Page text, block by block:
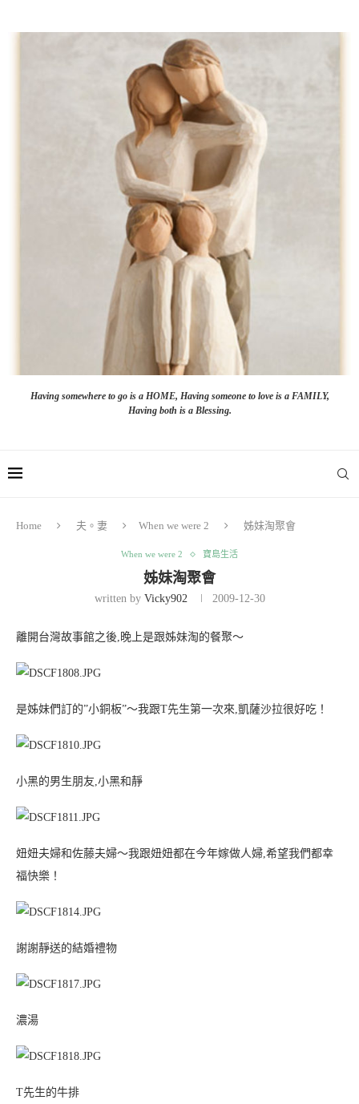
Having somewhere to go is a HOME, Having someone to love is a FAMILY,
Having both is a Blessing.
Home 夫。妻 When we were 2 姊妹淘聚會
When we were 2 寶島生活
姊妹淘聚會
written by Vicky902 2009-12-30
離開台灣故事館之後,晚上是跟姊妹淘的餐聚～
是姊妹們訂的”小銅板”～我跟T先生第一次來,凱薩沙拉很好吃！
小黑的男生朋友,小黑和靜
妞妞夫婦和佐藤夫婦～我跟妞妞都在今年嫁做人婦,希望我們都幸
福快樂！
謝謝靜送的結婚禮物
濃湯
T先生的牛排